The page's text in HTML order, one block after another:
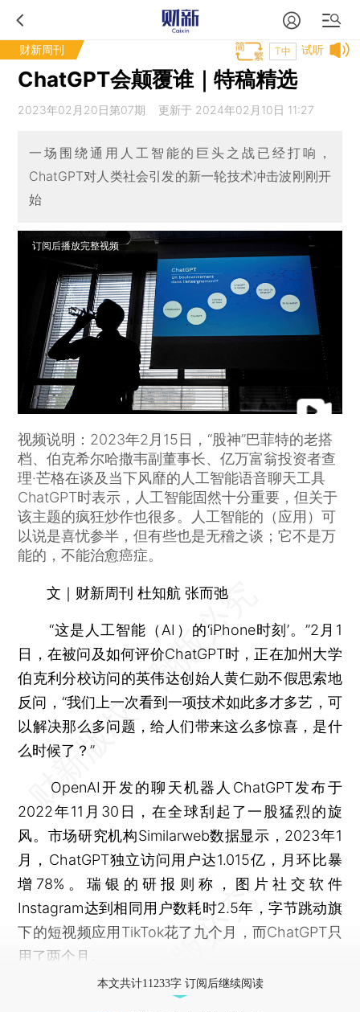
财新周刊 试听
T中
ChatGPT会颠覆谁｜特稿精选
2023年02月20日第07期 更新于 2024年02月10日 11:27
一场围绕通用人工智能的巨头之战已经打响，
ChatGPT对人类社会引发的新一轮技术冲击波刚刚开
始
订阅后播放完整视频
视频说明：2023年2月15日，“股神”巴菲特的老搭
档、伯克希尔哈撒韦副董事长、亿万富翁投资者查
理·芒格在谈及当下风靡的人工智能语音聊天工具
ChatGPT时表示，人工智能固然十分重要，但关于
该主题的疯狂炒作也很多。人工智能的（应用）可
以说是喜忧参半，但有些也是无稽之谈；它不是万
能的，不能治愈癌症。
文｜财新周刊 杜知航 张而弛
“这是人工智能（AI）的‘iPhone时刻’。”2月1
日，在被问及如何评价ChatGPT时，正在加州大学
伯克利分校访问的英伟达创始人黄仁勋不假思索地
反问，“我们上一次看到一项技术如此多才多艺，可
以解决那么多问题，给人们带来这么多惊喜，是什
么时候了？”
OpenAI开发的聊天机器人ChatGPT发布于
2022年11月30日，在全球刮起了一股猛烈的旋
风。市场研究机构Similarweb数据显示，2023年1
月，ChatGPT独立访问用户达1.015亿，月环比暴
增78%。瑞银的研报则称，图片社交软件
Instagram达到相同用户数耗时2.5年，字节跳动旗
下的短视频应用TikTok花了九个月，而ChatGPT只
用了两个月。
本文共计11233字 订阅后继续阅读